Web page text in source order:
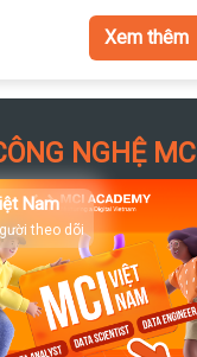
Xem thêm
NGHỆ MCI
Nam
theo dõi